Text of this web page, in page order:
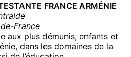
FRANCE ARMÉNIE
France
aux plus démunis, enfants et
dans les domaines de la